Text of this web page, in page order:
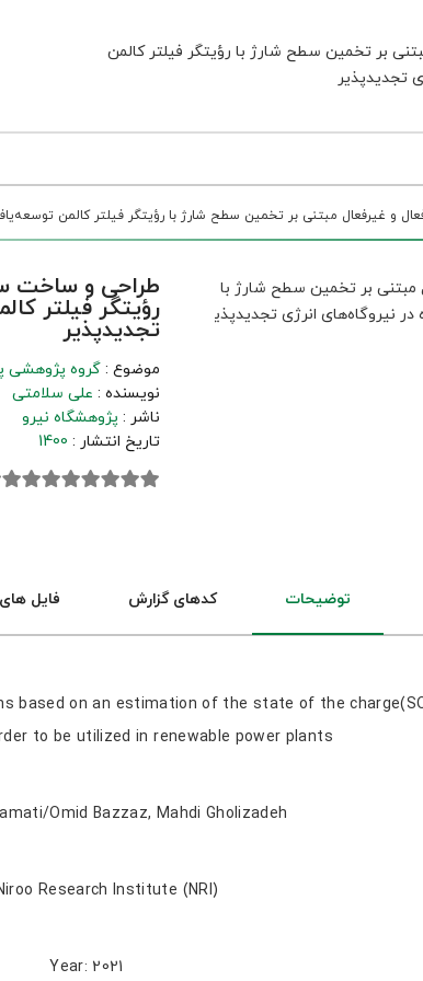
و غیرفعال مبتنی بر تخمین سطح شارژ با رؤیتگر فیلتر کالمن
طراحی و ساخت
رؤیتگر فیلتر
تجدیدپذیر
موضوع : گروه پژوهشی
نویسنده : علی سلامتی
ناشر : پژوهشگاه نیرو
تاریخ انتشار : 1400
توضیحات کدهای گزارش فایل
on an estimation of the state of the
to be utilized in renewable power plants
Omid Bazzaz, Mahdi Gholizadeh
Research Institute (NRI)
Year: 2021